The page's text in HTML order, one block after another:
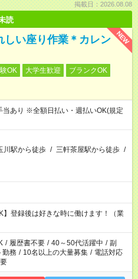
掲載日：2026.08.08
読
NEW
しい座り作業＊カレン
OK 大学生歓迎
ブランクOK
当あり ※全額日払い・週払いOK(規定
川駅から徒歩 / 三軒茶屋駅から徒歩 /
】登録後は好きな時に働けます！（業
/ 履歴書不要 / 40～50代活躍中 / 副
勤務 / 10名以上の大量募集 / 電話対応